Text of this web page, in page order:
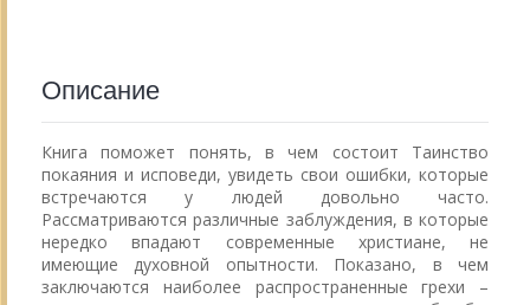
Описание
Книга поможет понять, в чем состоит Таинство
покаяния и исповеди, увидеть свои ошибки, которые
встречаются у людей довольно часто.
Рассматриваются различные заблуждения, в которые
нередко впадают современные христиане, не
имеющие духовной опытности. Показано, в чем
заключаются наиболее распространенные грехи –